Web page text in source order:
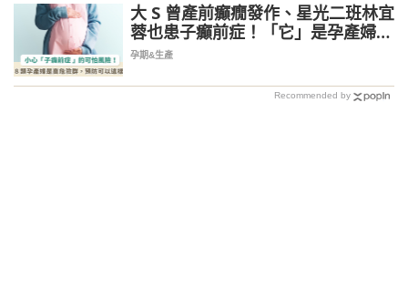
大 S 曾產前癲癇發作、星光二班林宜
蓉也患子癲前症！「它」是孕產婦致
死原因前 3 名 可以預防嗎？
孕期&生產
Recommended by